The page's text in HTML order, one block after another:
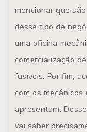
mencionar que
desse tipo de
uma oficina
comercialização
fusíveis. Por fim,
com os mecânicos
apresentam.
vai saber